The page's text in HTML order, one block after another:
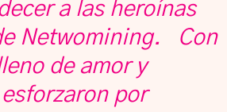
a las heroínas
Netwomining. Con
de amor y
por